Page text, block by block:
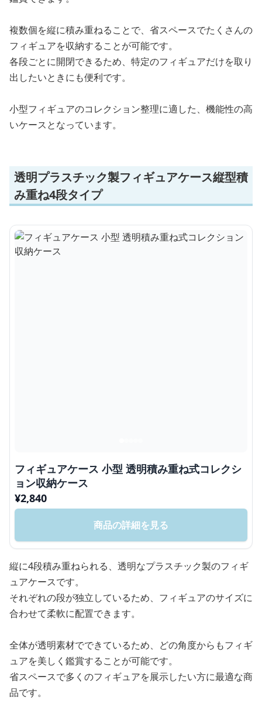
複数個を縦に積み重ねることで、省スペースでたくさんの
フィギュアを収納することが可能です。
各段ごとに開閉できるため、特定のフィギュアだけを取り
出したいときにも便利です。
小型フィギュアのコレクション整理に適した、機能性の高
いケースとなっています。
透明プラスチック製フィギュアケース縦型積
み重ね4段タイプ
フィギュアケース 小型 透明積み重ね式コレクシ
ョン収納ケース
¥2,840
商品の詳細を見る
縦に4段積み重ねられる、透明なプラスチック製のフィギ
ュアケースです。
それぞれの段が独立しているため、フィギュアのサイズに
合わせて柔軟に配置できます。
全体が透明素材でできているため、どの角度からもフィギ
ュアを美しく鑑賞することが可能です。
省スペースで多くのフィギュアを展示したい方に最適な商
品です。